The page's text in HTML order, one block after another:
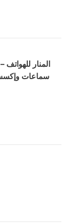
المنار
سماعات